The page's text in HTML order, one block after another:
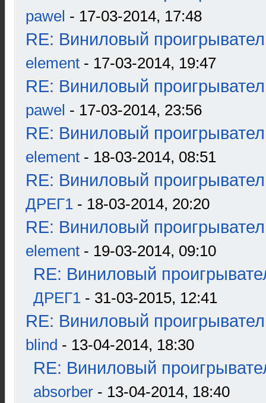
pawel - 17-03-2014, 17:48
RE: Виниловый
element - 17-03-2014, 19:47
RE: Виниловый
pawel - 17-03-2014, 23:56
RE: Виниловый
element - 18-03-2014, 08:51
RE: Виниловый
ДРЕГ1 - 18-03-2014, 20:20
RE: Виниловый
element - 19-03-2014, 09:10
RE: Виниловый
ДРЕГ1 - 31-03-2015, 12:41
RE: Виниловый
blind - 13-04-2014, 18:30
RE: Виниловый
absorber - 13-04-2014, 18:40